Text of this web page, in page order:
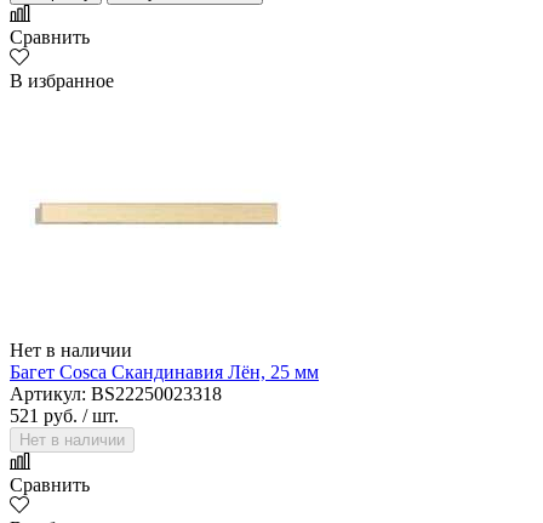
Сравнить
В избранное
Нет в наличии
Багет Cosca Скандинавия Лён, 25 мм
Артикул: BS22250023318
521 руб. / шт.
Нет в наличии
Сравнить